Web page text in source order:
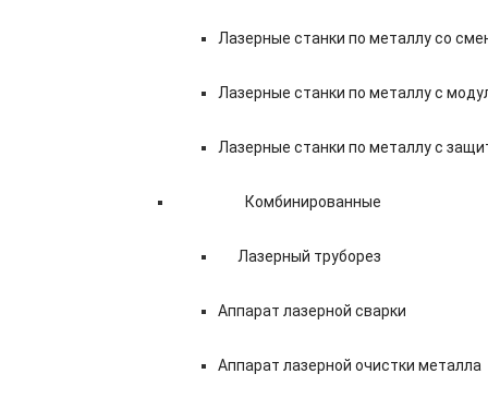
Лазерные станки по металлу со
Лазерные станки по металлу с
Лазерные станки по металлу с
Комбинированные
Лазерный труборез
Аппарат лазерной сварки
Аппарат лазерной очистки металла